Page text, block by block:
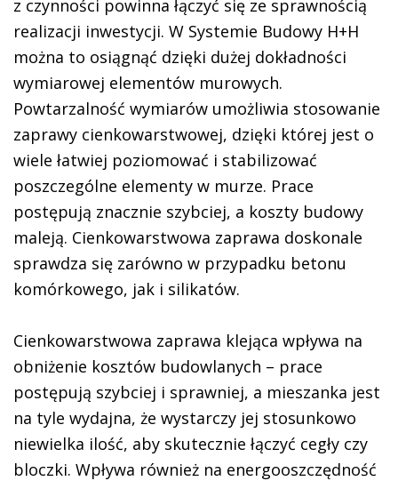
z czynności powinna łączyć się ze sprawnością
realizacji inwestycji. W Systemie Budowy H+H
można to osiągnąć dzięki dużej dokładności
wymiarowej elementów murowych.
Powtarzalność wymiarów umożliwia stosowanie
zaprawy cienkowarstwowej, dzięki której jest o
wiele łatwiej poziomować i stabilizować
poszczególne elementy w murze. Prace
postępują znacznie szybciej, a koszty budowy
maleją. Cienkowarstwowa zaprawa doskonale
sprawdza się zarówno w przypadku betonu
komórkowego, jak i silikatów.
Cienkowarstwowa zaprawa klejąca wpływa na
obniżenie kosztów budowlanych – prace
postępują szybciej i sprawniej, a mieszanka jest
na tyle wydajna, że wystarczy jej stosunkowo
niewielka ilość, aby skutecznie łączyć cegły czy
bloczki. Wpływa również na energooszczędność